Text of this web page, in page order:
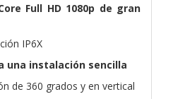
Full HD 1080p de gran
IP6X
una instalación sencilla
de 360 grados y en vertical